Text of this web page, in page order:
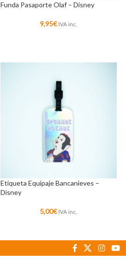
Funda Pasaporte Olaf – Disney
9,95€ IVA inc.
Etiqueta Equipaje Bancanieves –
Disney
5,00€ IVA inc.